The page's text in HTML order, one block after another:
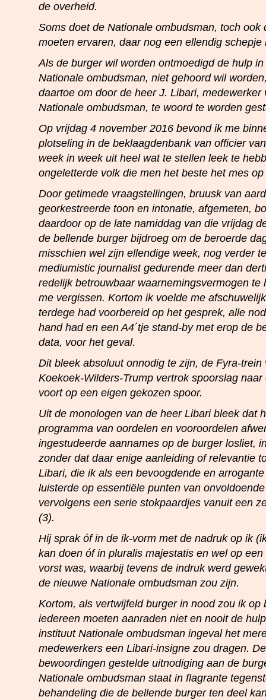
de overheid.
Soms doet de Nationale ombudsman, toch ook
moeten ervaren, daar nog een ellendig schepje
Als de burger wil worden ontmoedigd de hulp
Nationale ombudsman, niet gehoord wil
daartoe om door de heer J. Libari, medewerker
Nationale ombudsman, te woord te worden
Op vrijdag 4 november 2016 bevond ik me
plotseling in de beklaagdenbank van officier
week in week uit heel wat te stellen leek te
ongeletterde volk die men het beste het mes
Door getimede vraagstellingen, bruusk van
georkestreerde toon en intonatie, afgemeten,
daardoor op de late namiddag van die vrijdag
de bellende burger bijdroeg om de beroerde
misschien wel zijn ellendige week, nog verder
mediumistic journalist gedurende meer dan
redelijk betrouwbaar waarnemingsvermogen te
me vergissen. Kortom ik voelde me
terdege had voorbereid op het gesprek, alle
hand had en een A4´tje stand-by met erop de
data, voor het geval.
Dit bleek absoluut onnodig te zijn, de Fyra-trein
Koekoek-Wilders-Trump vertrok spoorslag
voort op een eigen gekozen spoor.
Uit de monologen van de heer Libari bleek dat
programma van oordelen en vooroordelen
ingestudeerde aannames op de burger losliet,
zonder dat daar enige aanleiding of relevantie
Libari, die ik als een bevoogdende en
luisterde op essentiële punten van
vervolgens een serie stokpaardjes vanuit een
(3).
Hij sprak óf in de ik-vorm met de nadruk op ik
kan doen óf in pluralis majestatis en wel op
vorst was, waarbij tevens de indruk werd
de nieuwe Nationale ombudsman zou zijn.
Kortom, als vertwijfeld burger in nood zou ik op
iedereen moeten aanraden niet en nooit de
instituut Nationale ombudsman ingeval het
medewerkers een Libari-insigne zou dragen.
bewoordingen gestelde uitnodiging aan de
Nationale ombudsman staat in flagrante
behandeling die de bellende burger ten deel